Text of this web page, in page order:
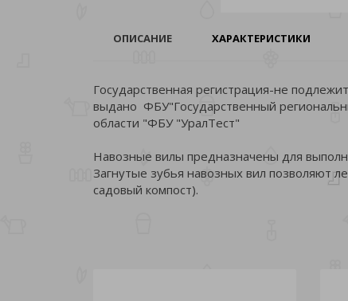
ОПИСАНИЕ ХАРАКТЕРИСТИКИ
Государственная регистрация-не
выдано ФБУ"Государственный
области "ФБУ "УралТест"
Навозные вилы предназначены для
Загнутые зубья навозных вил позволяют
садовый компост).